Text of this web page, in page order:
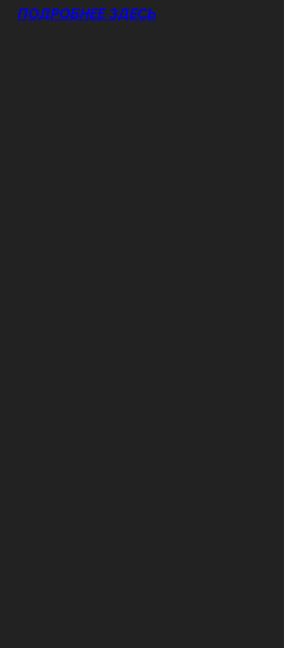
ПОДРОБНЕЕ ЗДЕСЬ